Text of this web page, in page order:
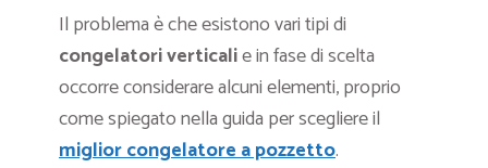
Il problema è che esistono vari tipi di
congelatori verticalie in fase di scelta
occorre considerare alcuni elementi, proprio
come spiegato nella guida per scegliere il
miglior congelatore a pozzetto.